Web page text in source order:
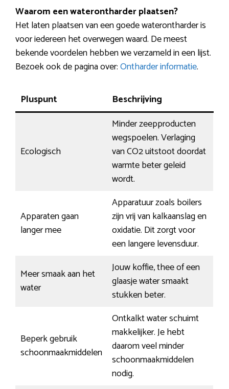
Waarom een waterontharder plaatsen?
Het laten plaatsen van een goede waterontharder is
voor iedereen het overwegen waard. De meest
bekende voordelen hebben we verzameld in een lijst.
Bezoek ook de pagina over:Ontharder informatie.
Pluspunt Beschrijving
Ecologisch
Minder zeepproducten
wegspoelen. Verlaging
van CO2 uitstoot doordat
warmte beter geleid
wordt.
Apparaten gaan
langer mee
Apparatuur zoals boilers
zijn vrij van kalkaanslag en
oxidatie. Dit zorgt voor
een langere levensduur.
Meer smaak aan het
water
Jouw koffie, thee of een
glaasje water smaakt
stukken beter.
Beperk gebruik
schoonmaakmiddelen
Ontkalkt water schuimt
makkelijker. Je hebt
daarom veel minder
schoonmaakmiddelen
nodig.